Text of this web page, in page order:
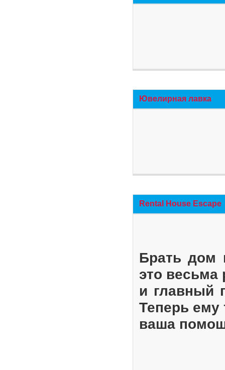
Ювелирная лавка
Rental House Escape
Брать дом
это весьма
и главный
Теперь ему
ваша